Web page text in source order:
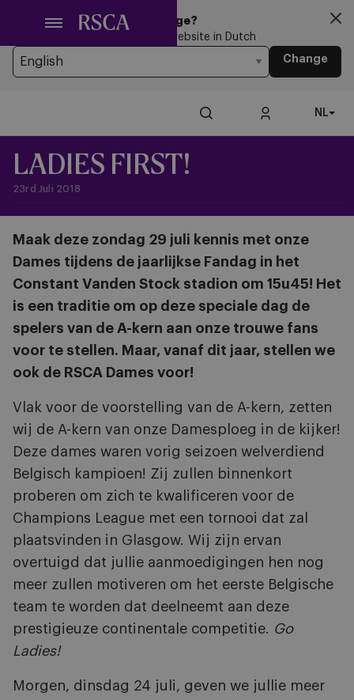
hoofdinhoud
Looking for another Language?
You’re currently browsing the website in Dutch
Change
NL
LADIES FIRST!
23rd Juli 2018
Maak deze zondag 29 juli kennis met onze
Dames tijdens de jaarlijkse Fandag in het
Constant Vanden Stock stadion om 15u45! Het
is een traditie om op deze speciale dag de
spelers van de A-kern aan onze trouwe fans
voor te stellen. Maar, vanaf dit jaar, stellen we
ook de RSCA Dames voor!
Vlak voor de voorstelling van de A-kern, zetten
wij de A-kern van onze Damesploeg in de kijker!
Deze dames waren vorig seizoen welverdiend
Belgisch kampioen! Zij zullen binnenkort
proberen om zich te kwalificeren voor de
Champions League met een tornooi dat zal
plaatsvinden in Glasgow. Wij zijn ervan
overtuigd dat jullie aanmoedigingen hen nog
meer zullen motiveren om het eerste Belgische
team te worden dat deelneemt aan deze
prestigieuze continentale competitie. Go
Ladies!
Morgen, dinsdag 24 juli, geven we jullie meer